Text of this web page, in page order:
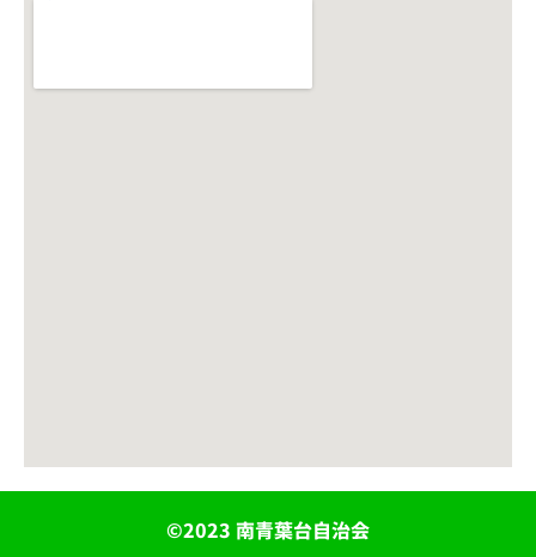
©2023 南青葉台自治会